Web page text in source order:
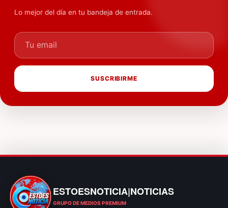
Lo mejor del día en tu bandeja de entrada.
Tu email
SUSCRIBIRME
ESTOESNOTICIA|NOTICIAS
ESTOESNOTICIA|NOTICIAS
GRUPO DE MEDIOS PREMIUM